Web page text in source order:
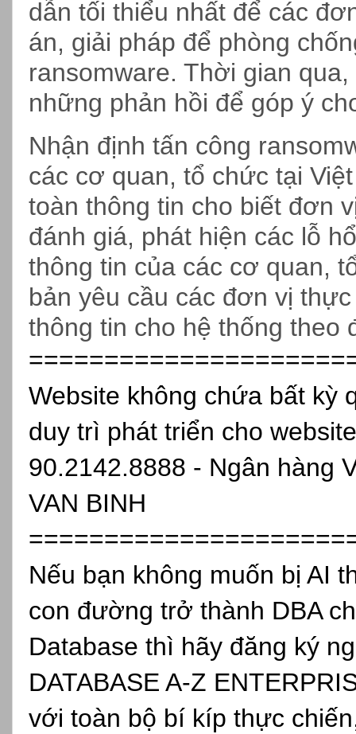
dẫn tối thiểu nhất để các
án, giải pháp để phòng
ransomware. Thời gian
những phản hồi để góp ý
Nhận định tấn công
các cơ quan, tổ chức tại
toàn thông tin cho biết đơn
đánh giá, phát hiện các lỗ
thông tin của các cơ quan,
bản yêu cầu các đơn vị
thông tin cho hệ thống theo
Website không chứa bất kỳ
duy trì phát triển cho
90.2142.8888 - Ngân hàng
VAN BINH
Nếu bạn không muốn bị AI
con đường trở thành DBA
Database thì hãy đăng ký
DATABASE A-Z
với toàn bộ bí kíp thực